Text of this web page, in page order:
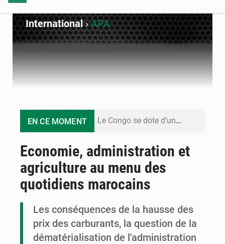
International›APA
EN CE MOMENT Le Congo se dote d’un programme national pour valoriser les produits forestiers non ligneux
Compétitions africaines : la CAF ferme la porte à l’AC Léopards et à l’AS Otohô
Economie, administration et
agriculture au menu des
quotidiens marocains
Les conséquences de la hausse des
prix des carburants, la question de la
dématérialisation de l'administration